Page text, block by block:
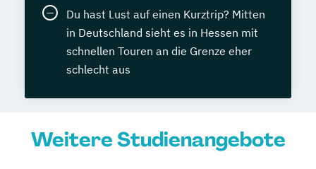
Du hast Lust auf einen Kurztrip? Mitten
in Deutschland sieht es in Hessen mit
schnellen Touren an die Grenze eher
schlecht aus
Weitere Studienangebote